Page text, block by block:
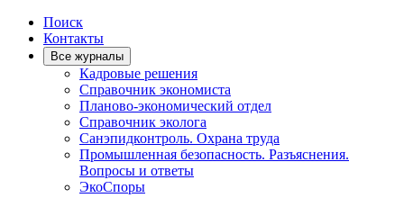
Поиск
Контакты
Все журналы
Кадровые решения
Справочник экономиста
Планово-экономический отдел
Справочник эколога
Санэпидконтроль. Охрана труда
Промышленная безопасность. Разъяснения.
Вопросы и ответы
ЭкоСпоры